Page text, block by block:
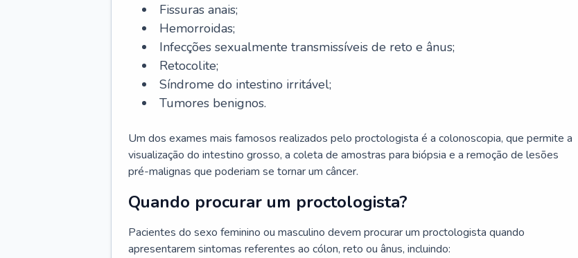
Fissuras anais;
Hemorroidas;
Infecções sexualmente transmissíveis de reto e ânus;
Retocolite;
Síndrome do intestino irritável;
Tumores benignos.
Um dos exames mais famosos realizados pelo proctologista é a colonoscopia, que permite a
visualização do intestino grosso, a coleta de amostras para biópsia e a remoção de lesões
pré-malignas que poderiam se tornar um câncer.
Quando procurar um proctologista?
Pacientes do sexo feminino ou masculino devem procurar um proctologista quando
apresentarem sintomas referentes ao cólon, reto ou ânus, incluindo: